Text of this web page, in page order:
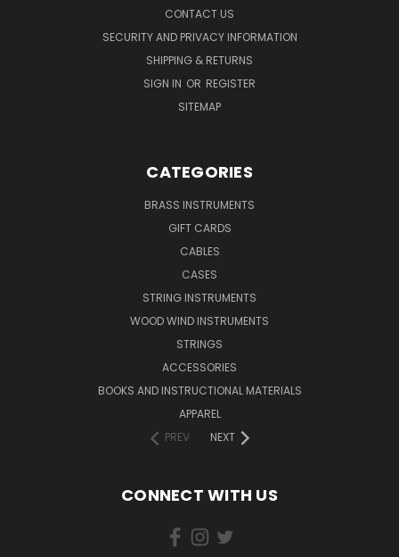
CONTACT US
SECURITY AND PRIVACY INFORMATION
SHIPPING & RETURNS
SIGN IN OR REGISTER
SITEMAP
CATEGORIES
BRASS INSTRUMENTS
GIFT CARDS
CABLES
CASES
STRING INSTRUMENTS
WOOD WIND INSTRUMENTS
STRINGS
ACCESSORIES
BOOKS AND INSTRUCTIONAL MATERIALS
APPAREL
PREV
NEXT
CONNECT WITH US